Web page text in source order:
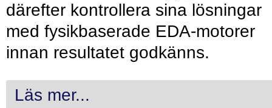
därefter kontrollera sina lösningar
med fysikbaserade EDA-motorer
innan resultatet godkänns.
Läs mer...